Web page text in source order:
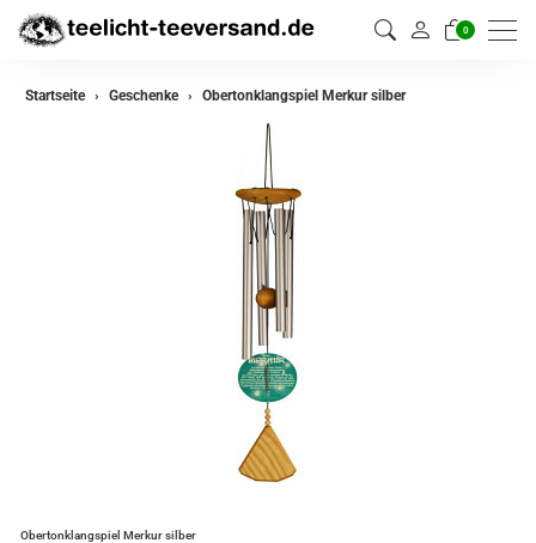
0
Startseite Geschenke Obertonklangspiel Merkur silber
Obertonklangspiel Merkur silber